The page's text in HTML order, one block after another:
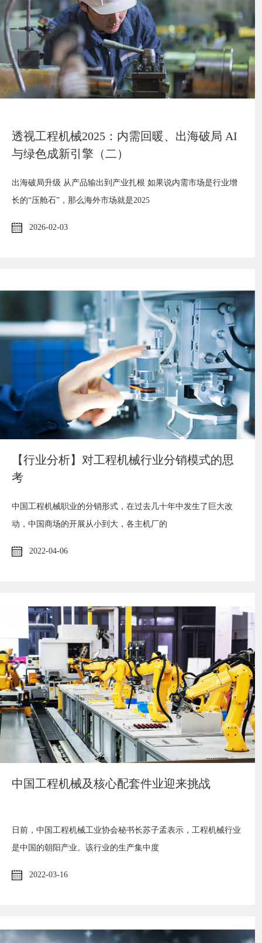
透视工程机械2025：内需回暖、出海破局 AI
与绿色成新引擎（二）
出海破局升级 从产品输出到产业扎根 如果说内需市场是行业增
长的“压舱石”，那么海外市场就是2025
2026-02-03
【行业分析】对工程机械行业分销模式的思
考
中国工程机械职业的分销形式，在过去几十年中发生了巨大改
动，中国商场的开展从小到大，各主机厂的
2022-04-06
中国工程机械及核心配套件业迎来挑战
日前，中国工程机械工业协会秘书长苏子孟表示，工程机械行业
是中国的朝阳产业。该行业的生产集中度
2022-03-16